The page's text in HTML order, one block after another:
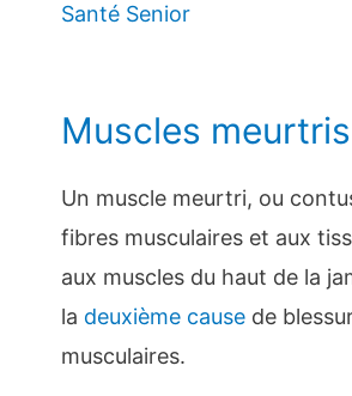
Santé Senior
Muscles meurtris
Un muscle meurtri, ou
fibres musculaires et aux
aux muscles du haut de la
la deuxième cause de
musculaires.